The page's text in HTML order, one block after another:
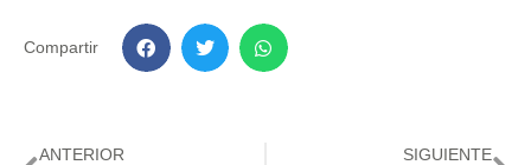
Compartir
ANTERIOR SIGUIENTE